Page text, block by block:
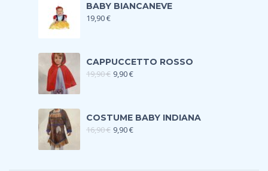
BABY BIANCANEVE
19,90€
CAPPUCCETTO ROSSO
19,90€ 9,90€
COSTUME BABY INDIANA
16,90€ 9,90€